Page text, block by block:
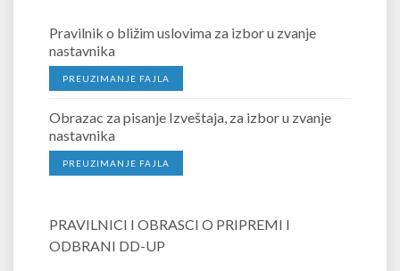
Pravilnik o bližim uslovima za izbor u zvanje
nastavnika
PREUZIMANJE FAJLA
Obrazac za pisanje Izveštaja, za izbor u zvanje
nastavnika
PREUZIMANJE FAJLA
PRAVILNICI I OBRASCI O PRIPREMI I
ODBRANI DD-UP